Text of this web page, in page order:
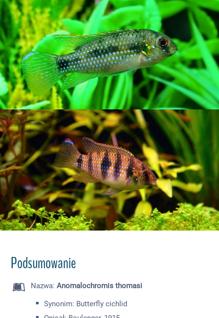
Podsumowanie
Nazwa:Anomalochromis thomasi
Synonim: Butterfly cichlid